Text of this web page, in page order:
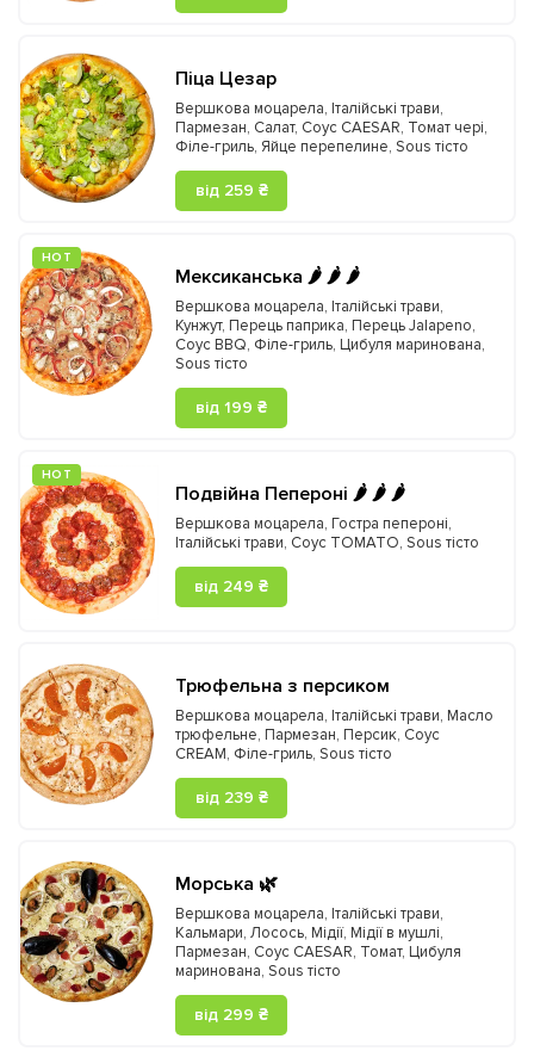
Піца Цезар
Вершкова моцарела, Італійські трави,
Пармезан, Салат, Соус CAESAR, Томат чері,
Філе-гриль, Яйце перепелине, Sous тісто
від 259 ₴
HOT
Мексиканська 🌶️ 🌶️ 🌶️
Вершкова моцарела, Італійські трави,
Кунжут, Перець паприка, Перець Jalapeno,
Соус BBQ, Філе-гриль, Цибуля маринована,
Sous тісто
від 199 ₴
HOT
Подвійна Пепероні 🌶️ 🌶️ 🌶️
Вершкова моцарела, Гостра пепероні,
Італійські трави, Соус TOMATO, Sous тісто
від 249 ₴
Трюфельна з персиком
Вершкова моцарела, Італійські трави, Масло
трюфельне, Пармезан, Персик, Соус
CREAM, Філе-гриль, Sous тісто
від 239 ₴
Морська 🌿
Вершкова моцарела, Італійські трави,
Кальмари, Лосось, Мідії, Мідії в мушлі,
Пармезан, Соус CAESAR, Томат, Цибуля
маринована, Sous тісто
від 299 ₴